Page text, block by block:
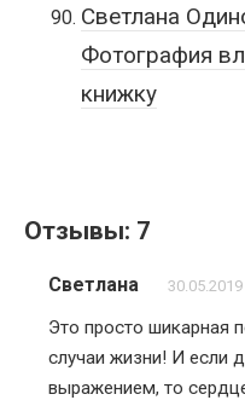
Светлана
Фотография
книжку
Отзывы: 7
Светлана
Это просто шикарная
случаи жизни! И если
выражением, то